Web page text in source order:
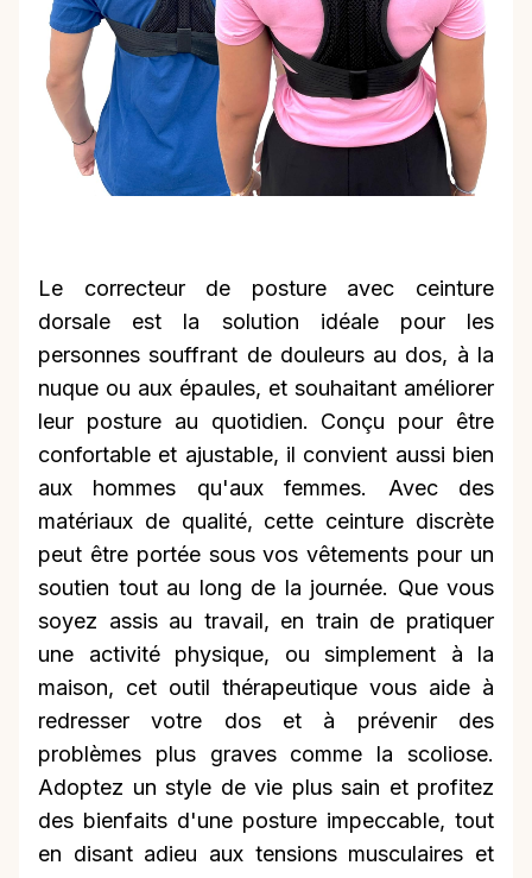
Le correcteur de posture avec ceinture
dorsale est la solution idéale pour les
personnes souffrant de douleurs au dos, à la
nuque ou aux épaules, et souhaitant améliorer
leur posture au quotidien. Conçu pour être
confortable et ajustable, il convient aussi bien
aux hommes qu'aux femmes. Avec des
matériaux de qualité, cette ceinture discrète
peut être portée sous vos vêtements pour un
soutien tout au long de la journée. Que vous
soyez assis au travail, en train de pratiquer
une activité physique, ou simplement à la
maison, cet outil thérapeutique vous aide à
redresser votre dos et à prévenir des
problèmes plus graves comme la scoliose.
Adoptez un style de vie plus sain et profitez
des bienfaits d'une posture impeccable, tout
en disant adieu aux tensions musculaires et